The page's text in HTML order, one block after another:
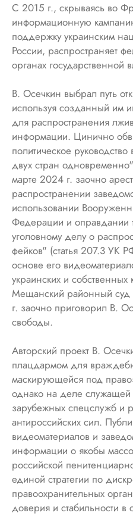
С 2015 г., скрываясь во
информационную
поддержку украинским
России, распространяет
органах государственной
В. Осечкин выбрал путь
используя созданный им
для распространения
информации. Цинично
политическое
двух стран
марте 2024 г. заочно
распространении
использовании
Федерации и оправдании
уголовному делу о
фейков" (статья 207.3 УК
основе его
украинских и собственных
Мещанский районный
г. заочно приговорил В.
свободы.
Авторский проект В.
плацдармом для
маскирующейся под
однако на деле служащей
зарубежных спецслужб и
антироссийских сил.
видеоматериалов и
информации о якобы
российской
единой стратегии по
правоохранительных
доверия и стабильности в